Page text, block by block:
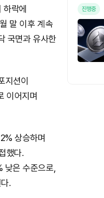
락에
말 이후 계속
국면과 유사한
션이
이어지며
상승하며
했다.
은 수준으로,
.
진행중